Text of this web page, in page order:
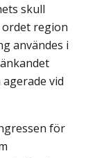
skull
region
användes i
vid
för